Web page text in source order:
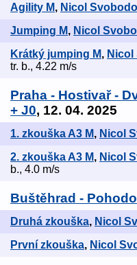
Agility M, Nicol
Jumping M, Nicol
Krátký jumping M,
tr. b., 4.22 m/s
Praha - Hostivař -
+ J0, 12. 04. 2025
1. zkouška A3 M, Nicol
2. zkouška A3 M, Nicol
b., 4.0 m/s
Buštěhrad -
Druhá zkouška, Nicol
První zkouška, Nicol